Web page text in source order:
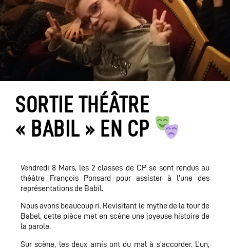
SORTIE THÉÂTRE
« BABIL » EN CP
Vendredi 8 Mars, les 2 classes de CP se sont rendus au
théâtre François Ponsard pour assister à l’une des
représentations de Babïl.
Nous avons beaucoup ri. Revisitant le mythe de la tour de
Babel, cette pièce met en scène une joyeuse histoire de
la parole.
Sur scène, les deux amis ont du mal à s’accorder. L’un,